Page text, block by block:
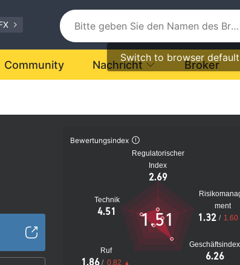
Switch to browser
Community Nachricht Broker
Bewertungsindex
Regulatorischer
Index
2.69
Technik
4.51
Ruf
1.86 / 0.82
Geschäftsindex
6.26
ment
1.32 / 1.60
1.51